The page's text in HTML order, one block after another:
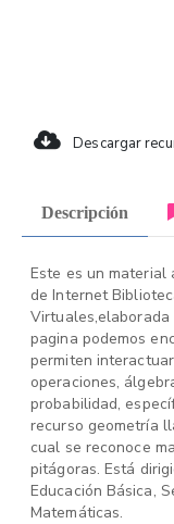
Descargar
Descripción
Este es un material
de Internet
pagina podemos
permiten
operaciones,
probabilidad,
recurso geometría
cual se reconoce
pitágoras. Está
Educación Básica,
Matemáticas.